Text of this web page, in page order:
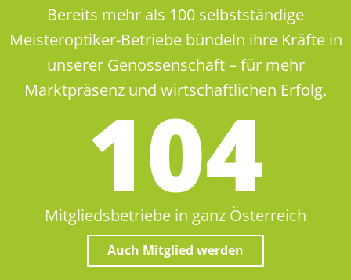
Bereits mehr als 100 selbstständige
Meisteroptiker-Betriebe bündeln ihre Kräfte in
unserer Genossenschaft – für mehr
Marktpräsenz und wirtschaftlichen Erfolg.
105
Mitgliedsbetriebe in ganz Österreich
Auch Mitglied werden